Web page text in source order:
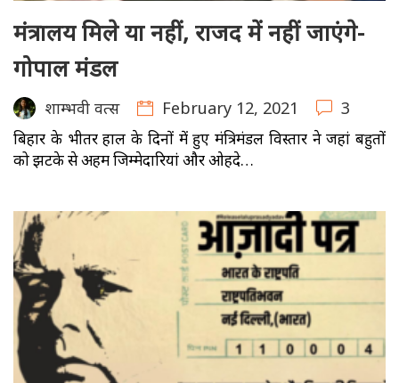
मंत्रालय मिले या नहीं, राजद में नहीं जाएंगे-
गोपाल मंडल
शाम्भवी वत्स February 12, 2021 3
बिहार के भीतर हाल के दिनों में हुए मंत्रिमंडल विस्तार ने जहां बहुतों
को झटके से अहम जिम्मेदारियां और ओहदे…